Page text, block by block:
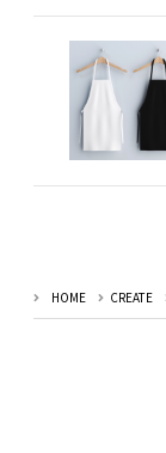
HOME CREATE